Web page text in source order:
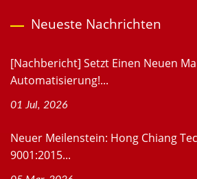
Neueste Nachrichten
[Nachbericht] Setzt Einen Neuen
Automatisierung!...
01 Jul, 2026
Neuer Meilenstein: Hong Chiang
9001:2015...